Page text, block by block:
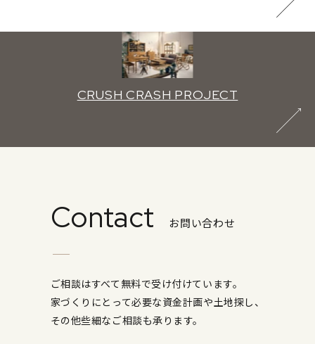
CRUSH CRASH PROJECT
Contact お問い合わせ
ご相談はすべて無料で受け付けています。
家づくりにとって必要な資金計画や土地探し、
その他些細なご相談も承ります。